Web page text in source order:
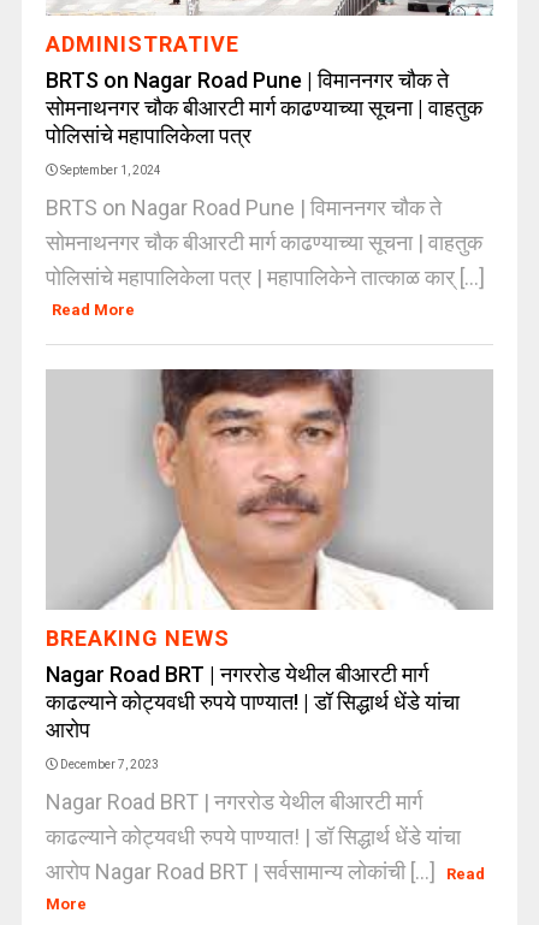
ADMINISTRATIVE
BRTS on Nagar Road Pune | विमाननगर चौक ते
सोमनाथनगर चौक बीआरटी मार्ग काढण्याच्या सूचना | वाहतुक
पोलिसांचे महापालिकेला पत्र
September 1, 2024
BRTS on Nagar Road Pune | विमाननगर चौक ते
सोमनाथनगर चौक बीआरटी मार्ग काढण्याच्या सूचना | वाहतुक
पोलिसांचे महापालिकेला पत्र | महापालिकेने तात्काळ कार् [...]
Read More
BREAKING NEWS
Nagar Road BRT | नगररोड येथील बीआरटी मार्ग
काढल्याने कोट्यवधी रुपये पाण्यात! | डॉ सिद्धार्थ धेंडे यांचा
आरोप
December 7, 2023
Nagar Road BRT | नगररोड येथील बीआरटी मार्ग
काढल्याने कोट्यवधी रुपये पाण्यात! | डॉ सिद्धार्थ धेंडे यांचा
आरोप Nagar Road BRT | सर्वसामान्य लोकांची [...]
Read
More